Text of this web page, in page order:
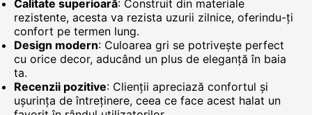
Calitate superioară: Construit din materiale
rezistente, acesta va rezista uzurii zilnice, oferindu-ți
confort pe termen lung.
Design modern: Culoarea gri se potrivește perfect
cu orice decor, aducând un plus de eleganță în baia
ta.
Recenzii pozitive: Clienții apreciază confortul și
ușurința de întreținere, ceea ce face acest halat un